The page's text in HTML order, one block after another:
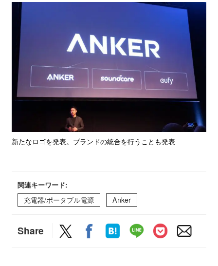
新たなロゴを発表。ブランドの統合を行うことも発表
関連キーワード:
充電器/ポータブル電源
Anker
Share